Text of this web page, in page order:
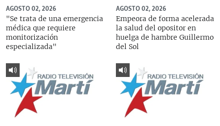
AGOSTO 02, 2026
"Se trata de una emergencia
médica que requiere
monitorización
especializada"
AGOSTO 02, 2026
Empeora de forma acelerada
la salud del opositor en
huelga de hambre Guillermo
del Sol